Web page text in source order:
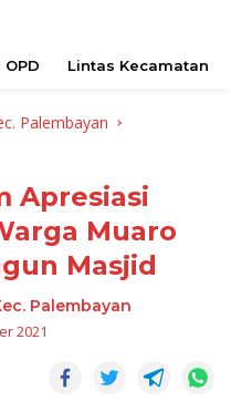
Lintas Kecamatan
Palembayan
Apresiasi
Muaro
Masjid
Palembayan
2021